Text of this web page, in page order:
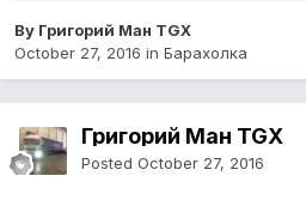
By Григорий Ман TGX
October 27, 2016 in Барахолка
Григорий Ман TGX
Posted October 27, 2016